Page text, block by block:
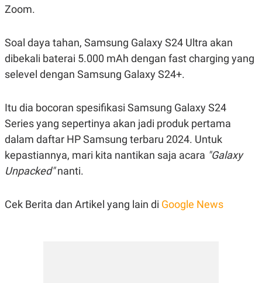
Zoom.
Soal daya tahan, Samsung Galaxy S24 Ultra akan
dibekali baterai 5.000 mAh dengan fast charging yang
selevel dengan Samsung Galaxy S24+.
Itu dia bocoran spesifikasi Samsung Galaxy S24
Series yang sepertinya akan jadi produk pertama
dalam daftar HP Samsung terbaru 2024. Untuk
kepastiannya, mari kita nantikan saja acara "Galaxy
Unpacked"nanti.
Cek Berita dan Artikel yang lain di Google News